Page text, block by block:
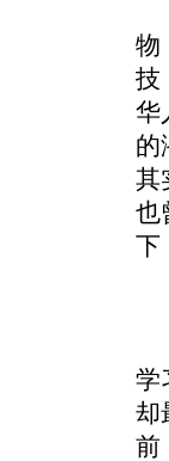
物
技
华
的
其
也
下
学
却
前